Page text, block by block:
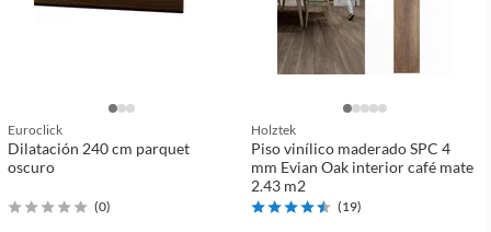
Euroclick
Dilatación 240 cm parquet
oscuro
(0)
Holztek
Piso vinílico maderado SPC 4
mm Evian Oak interior café mate
2.43 m2
(19)